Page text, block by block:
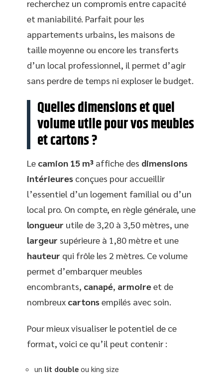
recherchez un compromis entre capacité
et maniabilité. Parfait pour les
appartements urbains, les maisons de
taille moyenne ou encore les transferts
d’un local professionnel, il permet d’agir
sans perdre de temps ni exploser le budget.
Quelles dimensions et quel
volume utile pour vos meubles
et cartons ?
Le camion 15 m³ affiche des dimensions
intérieures conçues pour accueillir
l’essentiel d’un logement familial ou d’un
local pro. On compte, en règle générale, une
longueur utile de 3,20 à 3,50 mètres, une
largeur supérieure à 1,80 mètre et une
hauteur qui frôle les 2 mètres. Ce volume
permet d’embarquer meubles
encombrants, canapé, armoireet de
nombreux cartonsempilés avec soin.
Pour mieux visualiser le potentiel de ce
format, voici ce qu’il peut contenir :
un lit double ou king size